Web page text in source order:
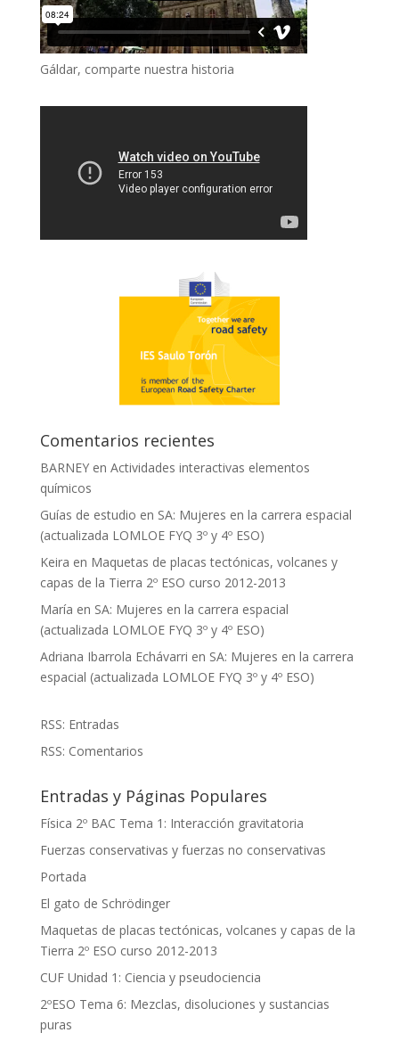
Gáldar, comparte nuestra historia
Comentarios recientes
BARNEYen Actividades interactivas elementos
químicos
Guías de estudio en SA: Mujeres en la carrera espacial
(actualizada LOMLOE FYQ 3º y 4º ESO)
Keira en Maquetas de placas tectónicas, volcanes y
capas de la Tierra 2º ESO curso 2012-2013
María en SA: Mujeres en la carrera espacial
(actualizada LOMLOE FYQ 3º y 4º ESO)
Adriana Ibarrola Echávarri en SA: Mujeres en la carrera
espacial (actualizada LOMLOE FYQ 3º y 4º ESO)
RSS: Entradas
RSS: Comentarios
Entradas y Páginas Populares
Física 2º BAC Tema 1: Interacción gravitatoria
Fuerzas conservativas y fuerzas no conservativas
Portada
El gato de Schrödinger
Maquetas de placas tectónicas, volcanes y capas de la
Tierra 2º ESO curso 2012-2013
CUF Unidad 1: Ciencia y pseudociencia
2ºESO Tema 6: Mezclas, disoluciones y sustancias
puras